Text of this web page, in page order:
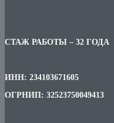
СТАЖ РАБОТЫ – 32 ГОДА
ИНН: 234103671605
ОГРНИП: 32523750049413